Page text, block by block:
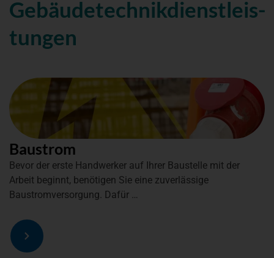
Gebäudetechnik­dienstleis­
tungen
Baustrom
Bevor der erste Handwerker auf Ihrer Baustelle mit der
Arbeit beginnt, benötigen Sie eine zuverlässige
Baustromversorgung. Dafür …